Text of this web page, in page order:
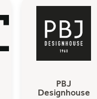
PBJ
Designhouse